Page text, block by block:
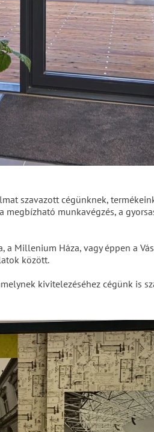
szavazott cégünknek,
munkavégzés, a
Millenium Háza, vagy éppen a
között.
kivitelezéséhez cégünk is